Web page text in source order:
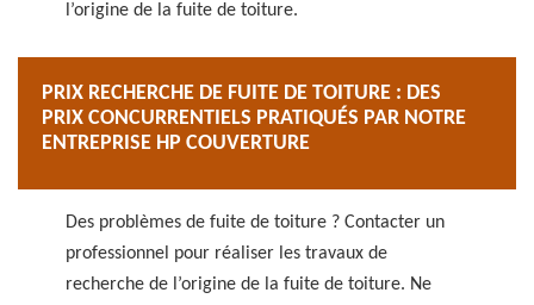
l’origine de la fuite de toiture.
PRIX RECHERCHE DE FUITE DE TOITURE : DES
PRIX CONCURRENTIELS PRATIQUÉS PAR NOTRE
ENTREPRISE HP COUVERTURE
Des problèmes de fuite de toiture ? Contacter un
professionnel pour réaliser les travaux de
recherche de l’origine de la fuite de toiture. Ne